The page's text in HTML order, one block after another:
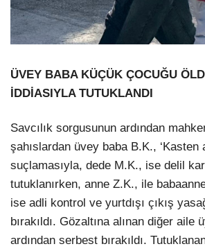
ÜVEY BABA KÜÇÜK ÇOCUĞU
İDDİASIYLA TUTUKLANDI
Savcılık sorgusunun ardından
şahıslardan üvey baba B.K., ‘Kasten
suçlamasıyla, dede M.K., ise delil
tutuklanırken, anne Z.K., ile
ise adli kontrol ve yurtdışı çıkış
bırakıldı. Gözaltına alınan diğer
ardından serbest bırakıldı.